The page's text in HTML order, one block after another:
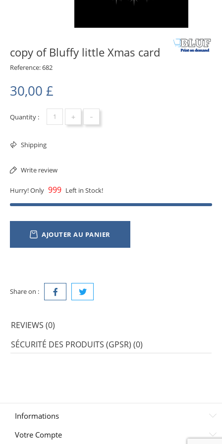
copy of Bluffy little Xmas card
Reference:682
30,00 £
Quantity : + -
Shipping
Write review
Hurry! Only 999 Left in Stock!
AJOUTER AU PANIER
Share on :
REVIEWS (0)
SÉCURITÉ DES PRODUITS (GPSR) (0)
Informations
Votre Compte